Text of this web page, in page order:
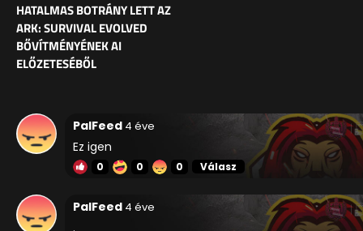
HATALMAS BOTRÁNY LETT AZ
ARK: SURVIVAL EVOLVED
BŐVÍTMÉNYÉNEK AI
ELŐZETESÉBŐL
PalFeed 4 éve
Ez igen
0 0 0 Válasz
PalFeed 4 éve